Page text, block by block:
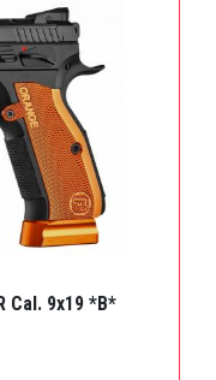
Cal. 9x19 *B*